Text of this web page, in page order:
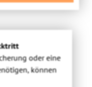
oder eine
können